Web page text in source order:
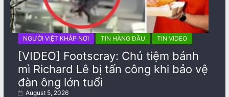
NGƯỜI VIỆT KHẮP NƠI TIN HÀNG ĐẦU TIN VIDEO
[VIDEO] Footscray: Chủ tiệm bánh
mì Richard Lê bị tấn công khi bảo vệ
đàn ông lớn tuổi
August 5, 2026